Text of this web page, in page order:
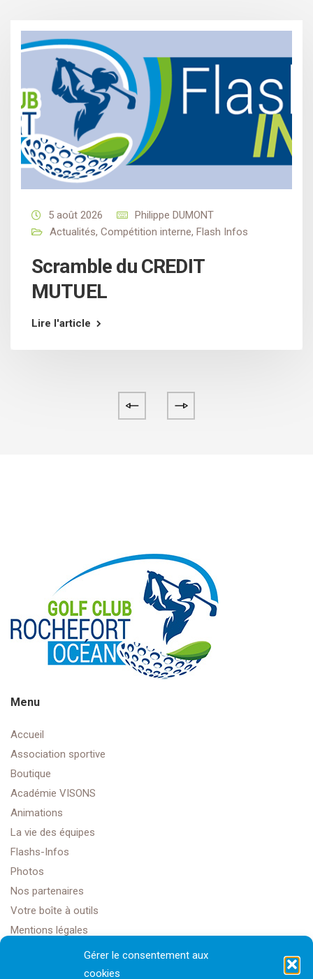
Gérer le consentement aux
cookies
5 août 2026
Philippe DUMONT
Actualités, Compétition interne, Flash Infos
Scramble du CREDIT
MUTUEL
Lire l'article
Menu
Accueil
Association sportive
Boutique
Académie VISONS
Animations
La vie des équipes
Flashs-Infos
Photos
Nos partenaires
Votre boîte à outils
Mentions légales